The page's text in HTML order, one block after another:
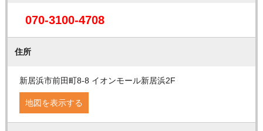
070-3100-4708
住所
新居浜市前田町8-8 イオンモール新居浜2F
地図を表示する